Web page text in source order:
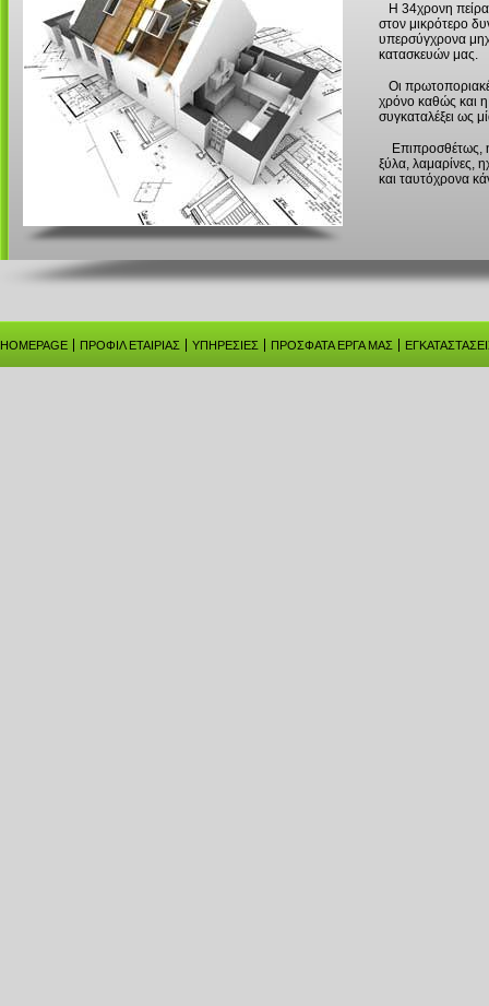
Η 34χρονη πείρα
στον μικρότερο
υπερσύγχρονα
κατασκευών μας.
Οι
χρόνο καθώς και η
συγκαταλέξει ως
Επιπροσθέτως, η
ξύλα, λαμαρίνες,
και ταυτόχρονα
HOMEPAGE ΠΡΟΦΙΛ ΕΤΑΙΡΙΑΣ ΥΠΗΡΕΣΙΕΣ ΠΡΟΣΦΑΤΑ ΕΡΓΑ ΜΑΣ